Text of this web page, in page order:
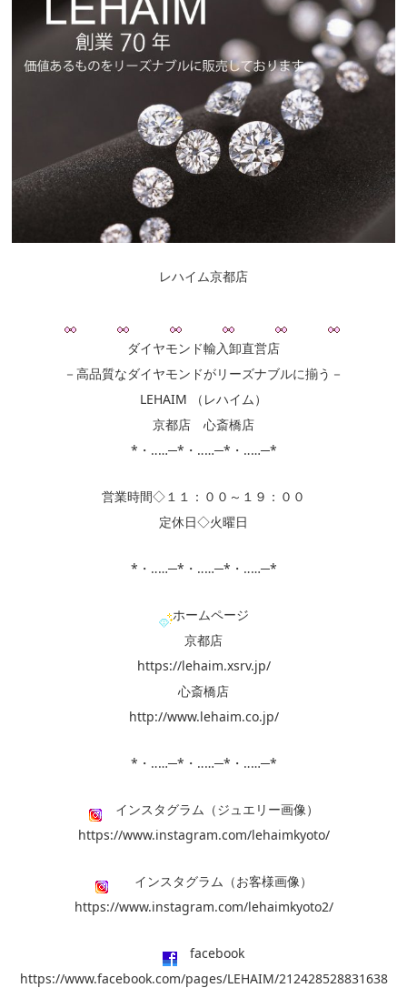
レハイム京都店
ダイヤモンド輸入卸直営店
－高品質なダイヤモンドがリーズナブルに揃う－
LEHAIM （レハイム）
京都店 心斎橋店
*・‥…─*・‥…─*・‥…─*
営業時間◇１１：００～１９：００
定休日◇火曜日
*・‥…─*・‥…─*・‥…─*
ホームページ
京都店
https://lehaim.xsrv.jp/
心斎橋店
http://www.lehaim.co.jp/
*・‥…─*・‥…─*・‥…─*
インスタグラム（ジュエリー画像）
https://www.instagram.com/lehaimkyoto/
インスタグラム（お客様画像）
https://www.instagram.com/lehaimkyoto2/
facebook
https://www.facebook.com/pages/LEHAIM/212428528831638